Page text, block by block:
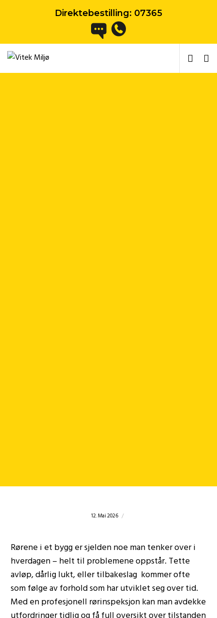
Direktebestilling: 07365
12. Mai 2026
Rørene i et bygg er sjelden noe man tenker over i
hverdagen – helt til problemene oppstår. Tette
avløp, dårlig lukt, eller tilbakeslag kommer ofte
som følge av forhold som har utviklet seg over tid.
Med en profesjonell rørinspeksjon kan man avdekke
utfordringer tidlig og få full oversikt over tilstanden